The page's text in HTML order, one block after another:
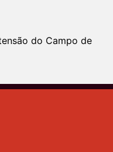
do Campo de